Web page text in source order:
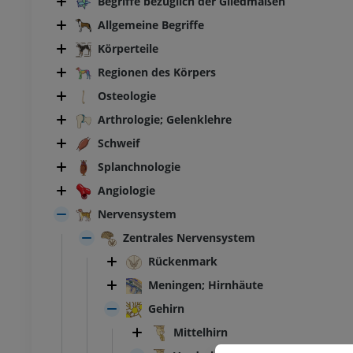
Allgemeine Begriffe
Körperteile
Regionen des Körpers
Osteologie
Arthrologie; Gelenklehre
Schweif
Splanchnologie
Angiologie
Nervensystem
Zentrales Nervensystem
Rückenmark
Meningen; Hirnhäute
Gehirn
Mittelhirn